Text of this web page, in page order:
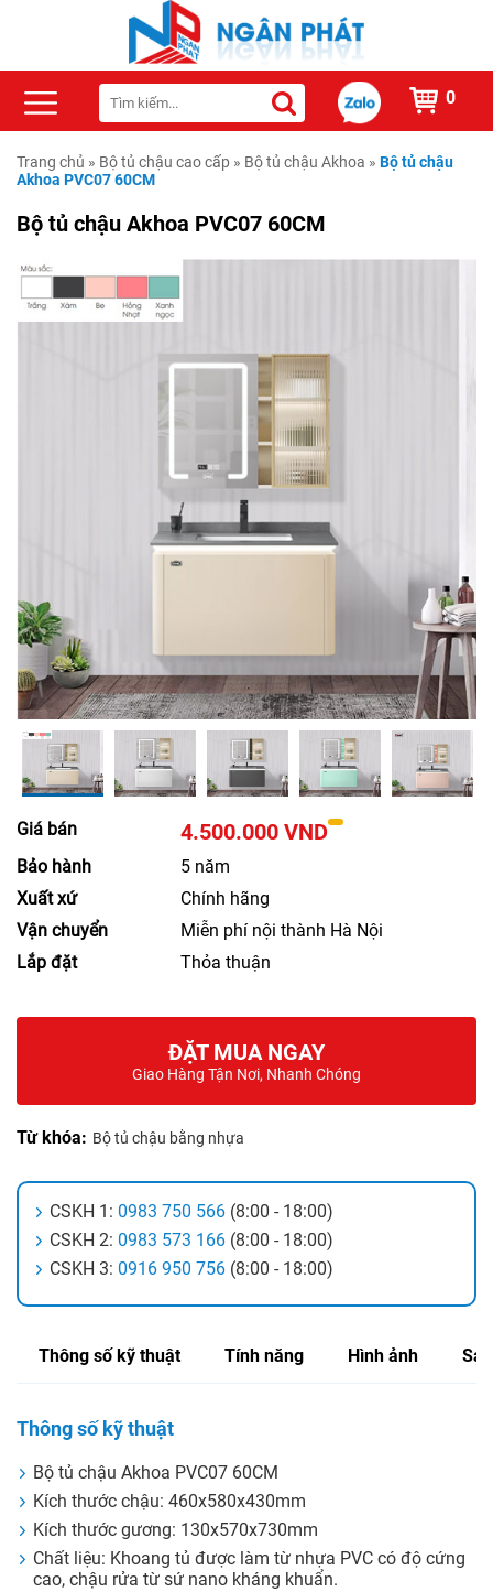
0
Trang chủ » Bộ tủ chậu cao cấp » Bộ tủ chậu Akhoa » Bộ tủ chậu
Akhoa PVC07 60CM
Bộ tủ chậu Akhoa PVC07 60CM
Giá bán 4.500.000 VND
Bảo hành
5 năm
Xuất xứ
Chính hãng
Vận chuyển
Miễn phí nội thành Hà Nội
Lắp đặt
Thỏa thuận
ĐẶT MUA NGAY
Giao Hàng Tận Nơi, Nhanh Chóng
Từ khóa: Bộ tủ chậu bằng nhựa
CSKH 1: 0983 750 566 (8:00 - 18:00)
CSKH 2: 0983 573 166 (8:00 - 18:00)
CSKH 3: 0916 950 756 (8:00 - 18:00)
Thông số kỹ thuật Tính năng Hình ảnh
Thông số kỹ thuật
Bộ tủ chậu Akhoa PVC07 60CM
Kích thước chậu: 460x580x430mm
Kích thước gương: 130x570x730mm
Chất liệu: Khoang tủ được làm từ nhựa PVC có độ cứng
cao, chậu rửa từ sứ nano kháng khuẩn.